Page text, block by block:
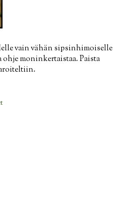
vain vähän sipsinhimoiselle
moninkertaistaa. Paista